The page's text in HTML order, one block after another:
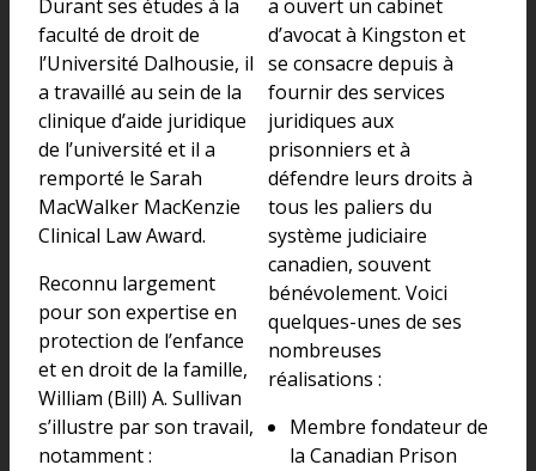
Durant ses études à la
faculté de droit de
l’Université Dalhousie, il
a travaillé au sein de la
clinique d’aide juridique
de l’université et il a
remporté le Sarah
MacWalker MacKenzie
Clinical Law Award.
Reconnu largement
pour son expertise en
protection de l’enfance
et en droit de la famille,
William (Bill) A. Sullivan
s’illustre par son travail,
notamment :
a ouvert un cabinet
d’avocat à Kingston et
se consacre depuis à
fournir des services
juridiques aux
prisonniers et à
défendre leurs droits à
tous les paliers du
système judiciaire
canadien, souvent
bénévolement. Voici
quelques-unes de ses
nombreuses
réalisations :
Membre fondateur de
la Canadian Prison